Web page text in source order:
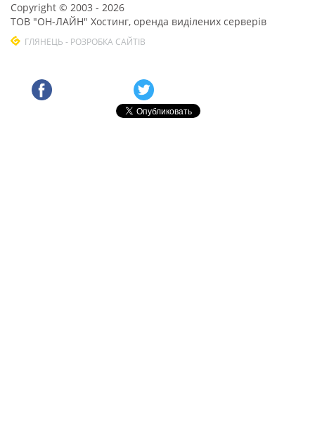
Copyright © 2003 - 2026
ТОВ "ОН-ЛАЙН" Хостинг, оренда виділених серверів
ГЛЯНЕЦЬ - РОЗРОБКА САЙТІВ